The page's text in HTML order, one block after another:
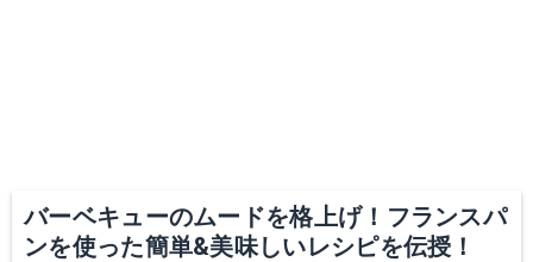
バーベキューのムードを格上げ！フランスパ
ンを使った簡単&美味しいレシピを伝授！